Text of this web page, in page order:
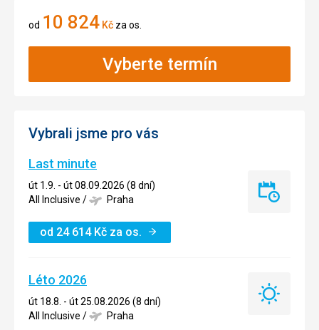
od 10 824 Kč za os.
Vyberte termín
Vybrali jsme pro vás
Last minute
út 1.9. - út 08.09.2026 (8 dní)
All Inclusive / Praha
od 24 614Kč za os.
Last
Léto 2026
út 18.8. - út 25.08.2026 (8 dní)
All Inclusive / Praha
Léto